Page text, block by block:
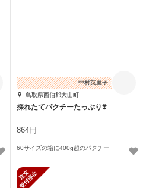
中村英里子
鳥取県西伯郡大山町
採れたてパクチーたっぷり❣️
864円
60サイズの箱に400g超のパクチー